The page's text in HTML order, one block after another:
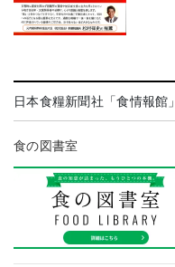
日本食糧新聞社「食情報館」
食の図書室